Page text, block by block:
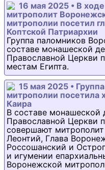
16 мая 2025 • В
митрополит
митрополии посетил
Коптской Патриархии
Группа паломников
составе монашеской
Православной Церкви
местам Египта.
15 мая 2025 •
митрополии посетила
Каира
В составе монашеской
Православной Церкви
совершают
Леонтий, Глава
Россошанский и
и игумении
Воронежской